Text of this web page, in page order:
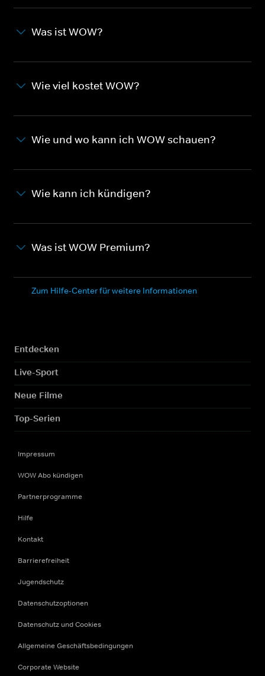
Was ist WOW?
Wie viel kostet WOW?
Wie und wo kann ich WOW schauen?
Wie kann ich kündigen?
Was ist WOW Premium?
Zum Hilfe-Center für weitere Informationen
Entdecken
Live-Sport
Neue Filme
Top-Serien
Impressum
WOW Abo kündigen
Partnerprogramme
Hilfe
Kontakt
Barrierefreiheit
Jugendschutz
Datenschutzoptionen
Datenschutz und Cookies
Allgemeine Geschäftsbedingungen
Corporate Website